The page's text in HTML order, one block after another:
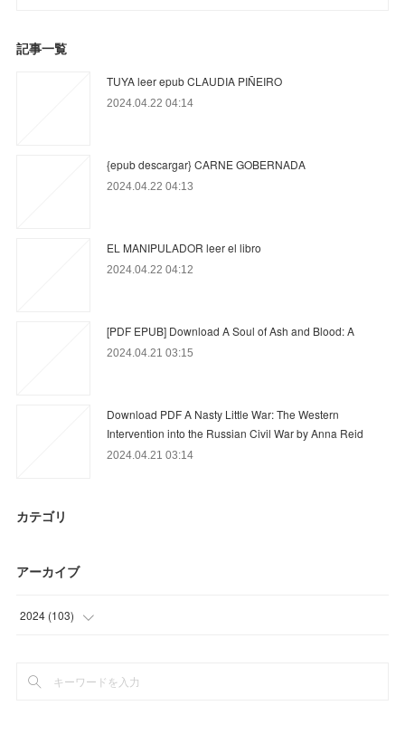
記事一覧
TUYA leer epub CLAUDIA PIÑEIRO
2024.04.22 04:14
{epub descargar} CARNE GOBERNADA
2024.04.22 04:13
EL MANIPULADOR leer el libro
2024.04.22 04:12
[PDF EPUB] Download A Soul of Ash and Blood: A
2024.04.21 03:15
Download PDF A Nasty Little War: The Western
Intervention into the Russian Civil War by Anna Reid
2024.04.21 03:14
カテゴリ
アーカイブ
2024 (103)
(